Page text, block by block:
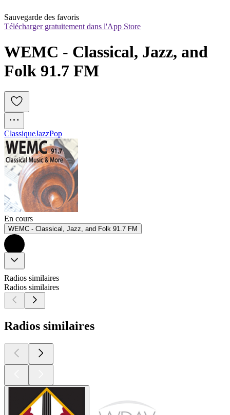
Sauvegarde des favoris
Télécharger gratuitement dans l'App Store
WEMC - Classical, Jazz, and
Folk 91.7 FM
ClassiqueJazzPop
En cours
WEMC - Classical, Jazz, and Folk 91.7 FM
Radios similaires
Radios similaires
Radios similaires